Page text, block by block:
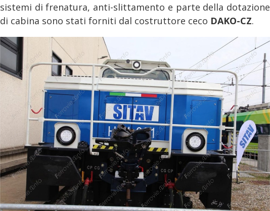
sistemi di frenatura, anti-slittamento e parte della dotazione
di cabina sono stati forniti dal costruttore ceco DAKO-CZ.